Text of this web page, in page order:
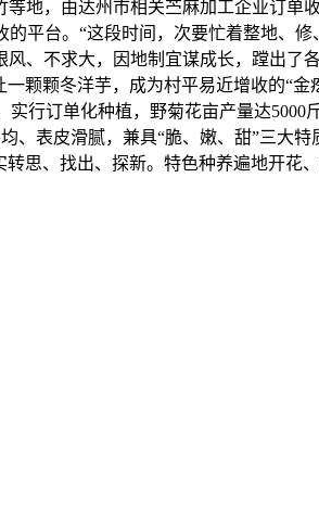
地，由达州市相关苎麻加工企业订单
平台。“这段时间，次要忙着整地、
、不求大，因地制宜谋成长，蹚出了
颗颗冬洋芋，成为村平易近增收的“
行订单化种植，野菊花亩产量达5000
表皮滑腻，兼具“脆、嫩、甜”三大
思、找出、探新。特色种养遍地开花